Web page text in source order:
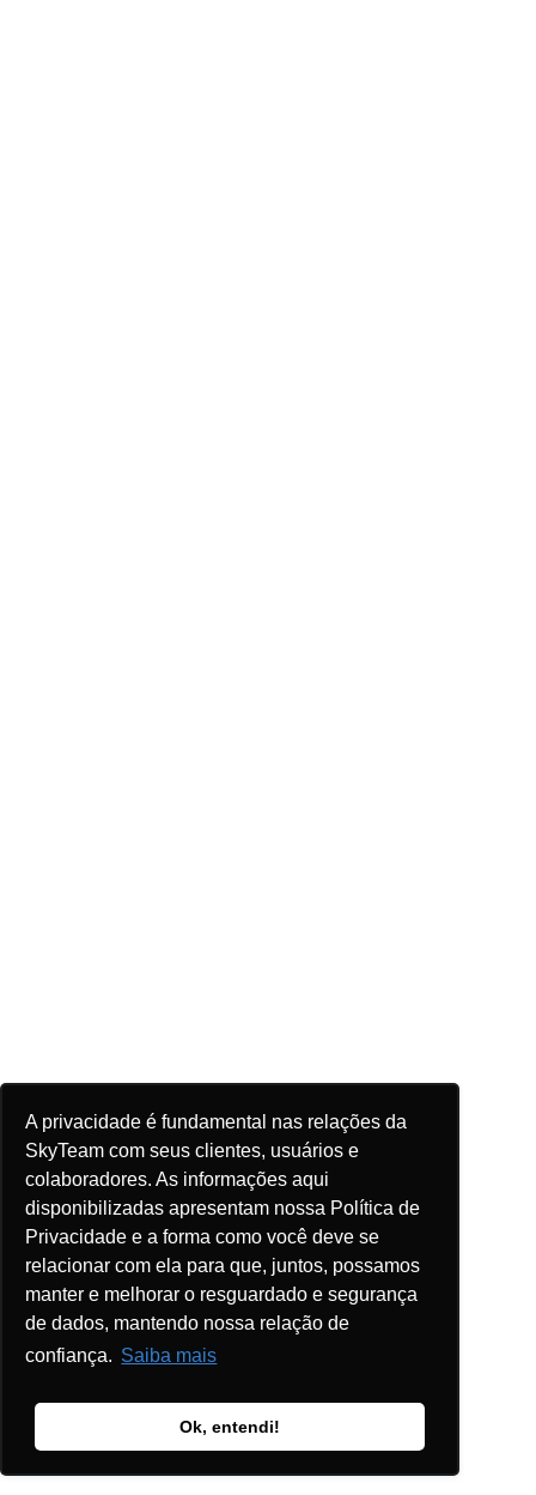
A privacidade é fundamental nas relações da
SkyTeam com seus clientes, usuários e
colaboradores. As informações aqui
disponibilizadas apresentam nossa Política de
Privacidade e a forma como você deve se
relacionar com ela para que, juntos, possamos
manter e melhorar o resguardado e segurança
de dados, mantendo nossa relação de
confiança. Saiba mais
Ok, entendi!